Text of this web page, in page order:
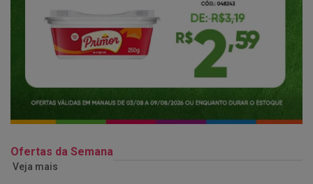
Ofertas da Semana
Veja mais